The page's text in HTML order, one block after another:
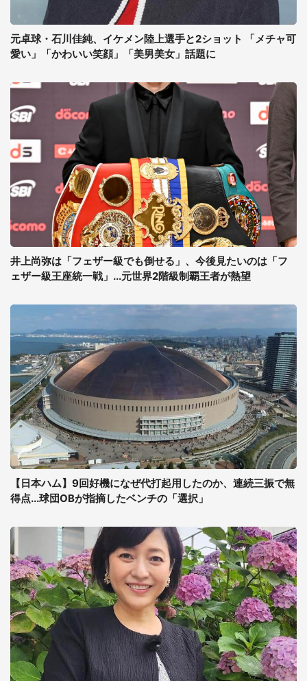
元卓球・石川佳純、イケメン陸上選手と2ショット 「メチャ可
愛い」「かわいい笑顔」「美男美女」話題に
井上尚弥は「フェザー級でも倒せる」、今後見たいのは「フ
ェザー級王座統一戦」...元世界2階級制覇王者が熱望
【日本ハム】9回好機になぜ代打起用したのか、連続三振で無
得点...球団OBが指摘したベンチの「選択」